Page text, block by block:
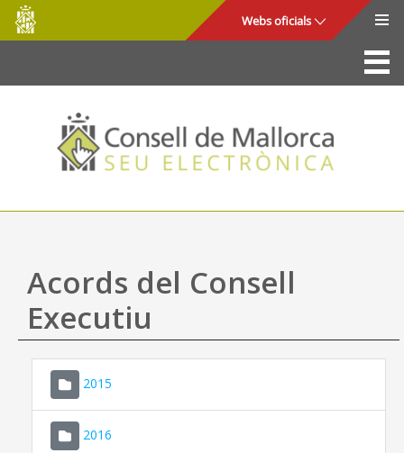
Salta al contingut principal
Consell
de
Mallorca
Webs oficials
La Seu
Consell de Mallorca
Accés i seguretat
Utilitats
Ajuda
Acords del Consell
Executiu
2015
2016